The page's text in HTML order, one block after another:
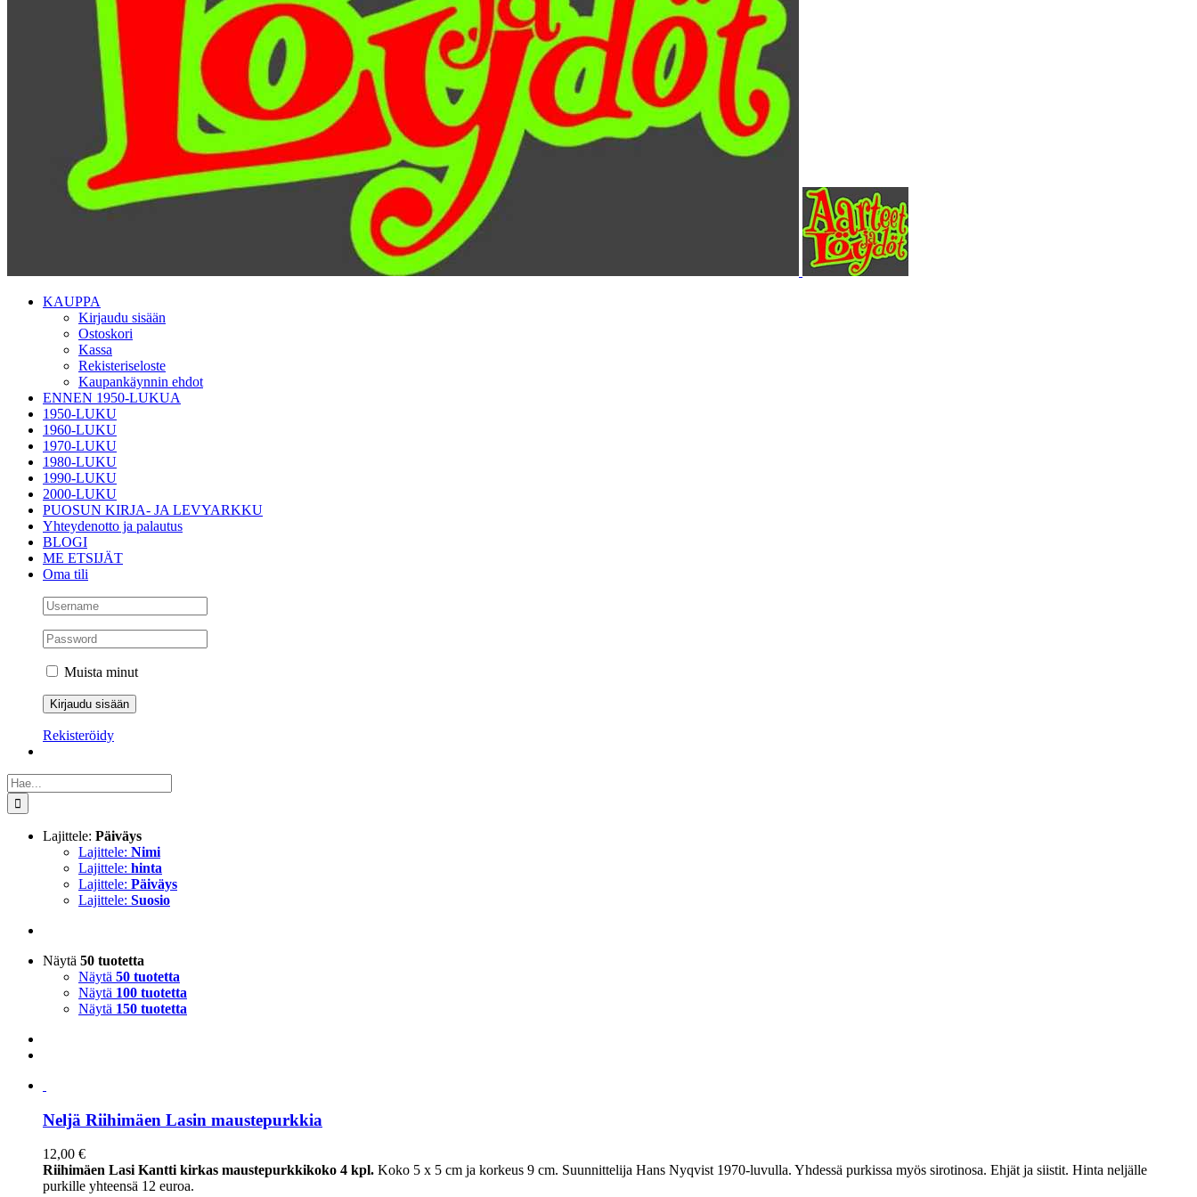
KAUPPA
Kirjaudu sisään
Ostoskori
Kassa
Rekisteriseloste
Kaupankäynnin ehdot
ENNEN 1950-LUKUA
1950-LUKU
1960-LUKU
1970-LUKU
1980-LUKU
1990-LUKU
2000-LUKU
PUOSUN KIRJA- JA LEVYARKKU
Yhteydenotto ja palautus
BLOGI
ME ETSIJÄT
Oma tili
Muista minut
Rekisteröidy
Etsi
...
Lajittele: Päiväys
Lajittele: Nimi
Lajittele: hinta
Lajittele: Päiväys
Lajittele: Suosio
Näytä 50 tuotetta
Näytä 50 tuotetta
Näytä 100 tuotetta
Näytä 150 tuotetta
Neljä Riihimäen Lasin maustepurkkia
12,00 €
Riihimäen Lasi Kantti kirkas maustepurkkikoko 4 kpl. Koko 5 x 5 cm ja korkeus 9 cm. Suunnittelija Hans Nyqvist 1970-luvulla. Yhdessä purkissa myös sirotinosa. Ehjät ja siistit. Hinta neljälle
purkille yhteensä 12 euroa.